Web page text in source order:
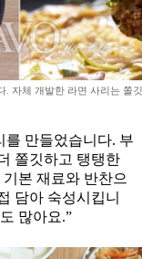
자체 개발한 라면 사리는 쫄
를 만들었습니다. 부
쫄깃하고 탱탱한
본 재료와 반찬으
담아 숙성시킵니
많아요.”